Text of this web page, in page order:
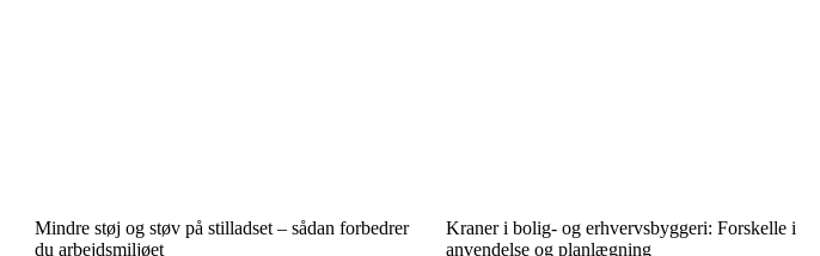
Mindre støj og støv på stilladset – sådan forbedrer
du arbejdsmiljøet
Kraner i bolig- og erhvervsbyggeri: Forskelle i
anvendelse og planlægning